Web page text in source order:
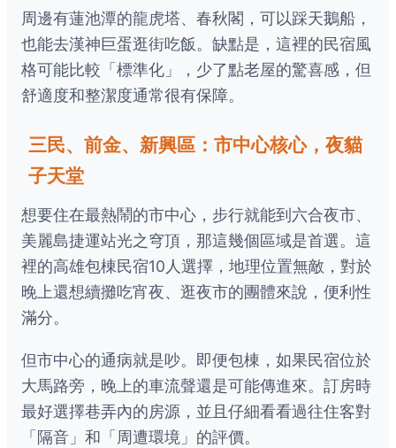
周邊有蓮池潭的龍虎塔、春秋閣，可以踩天鵝船，
也能去漢神巨蛋逛街吃飯。缺點是，這裡的民宿風
格可能比較「標準化」，少了點老屋的驚喜感，但
舒適度和整潔度通常很有保障。
三民、前金、新興區：市中心核心，夜貓
子天堂
想要住在最熱鬧的市中心，步行就能到六合夜市、
美麗島捷運站光之穹頂，那這幾個區域是首選。這
裡的高雄包棟民宿10人選擇，地理位置無敵，對於
晚上還想續攤吃宵夜、逛夜市的團體來說，便利性
滿分。
但市中心的通病就是吵。即便包棟，如果民宿位於
大馬路旁，晚上的車流聲還是可能傳進來。訂房時
最好選擇巷弄內的房源，並且仔細看看過往住客對
「隔音」和「周遭環境」的評價。